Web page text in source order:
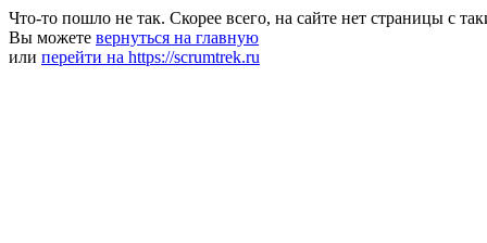
Что-то пошло не так. Скорее всего, на сайте нет страницы с
Вы можете вернуться на главную
или перейти на https://scrumtrek.ru